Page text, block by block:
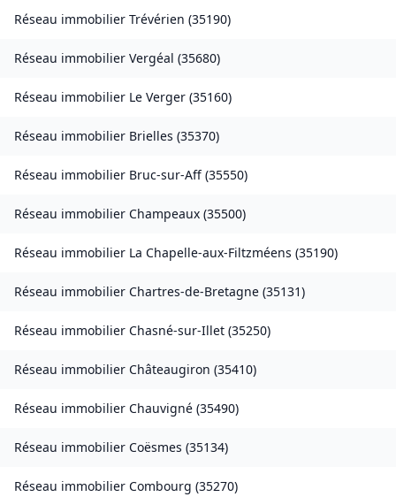
Réseau immobilier Trévérien (35190)
Réseau immobilier Vergéal (35680)
Réseau immobilier Le Verger (35160)
Réseau immobilier Brielles (35370)
Réseau immobilier Bruc-sur-Aff (35550)
Réseau immobilier Champeaux (35500)
Réseau immobilier La Chapelle-aux-Filtzméens (35190)
Réseau immobilier Chartres-de-Bretagne (35131)
Réseau immobilier Chasné-sur-Illet (35250)
Réseau immobilier Châteaugiron (35410)
Réseau immobilier Chauvigné (35490)
Réseau immobilier Coësmes (35134)
Réseau immobilier Combourg (35270)